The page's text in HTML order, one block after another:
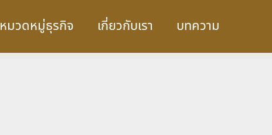
หมวดหมู่ธุรกิจ เกี่ยวกับเรา บทความ